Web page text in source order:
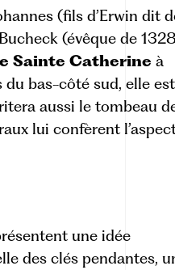
(fils d’Erwin dit
(évêque de 1328
Sainte Catherine à
du bas-côté sud, elle est
aussi le tombeau
lui confèrent
une idée
des clés pendantes,